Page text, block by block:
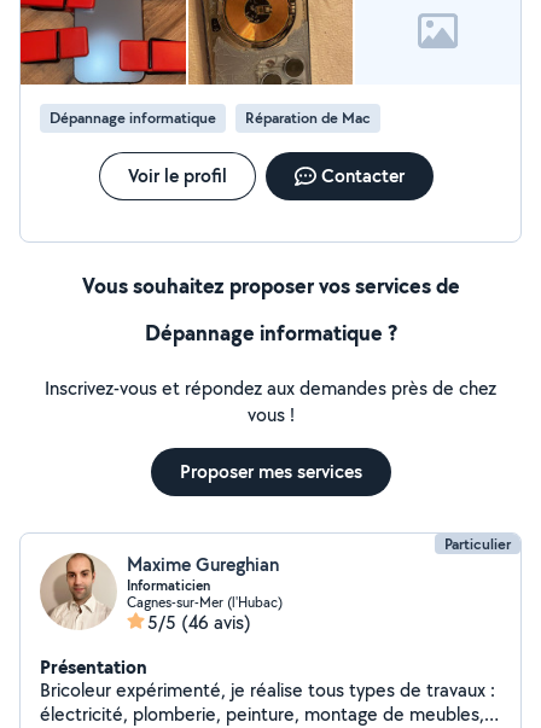
Dépannage informatique Réparation de Mac
Voir le profil Contacter
Vous souhaitez proposer vos services de
Dépannage informatique ?
Inscrivez-vous et répondez aux demandes près de chez
vous !
Proposer mes services
Particulier
Maxime Gureghian
Informaticien
Cagnes-sur-Mer (l'Hubac)
5/5 (46 avis)
Présentation
Bricoleur expérimenté, je réalise tous types de travaux :
électricité, plomberie, peinture, montage de meubles,